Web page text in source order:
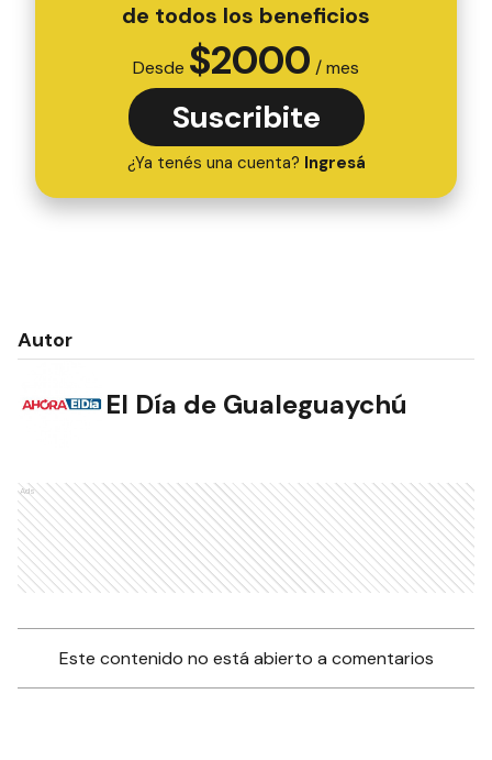
de todos los beneficios
Desde $2000 / mes
Suscribite
¿Ya tenés una cuenta? Ingresá
Autor
El Día de Gualeguaychú
Ads
Este contenido no está abierto a comentarios